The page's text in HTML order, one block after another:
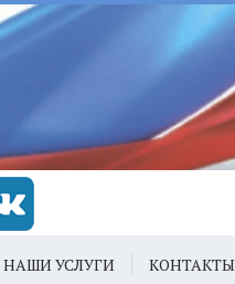
НАШИ УСЛУГИ КОНТАКТЫ